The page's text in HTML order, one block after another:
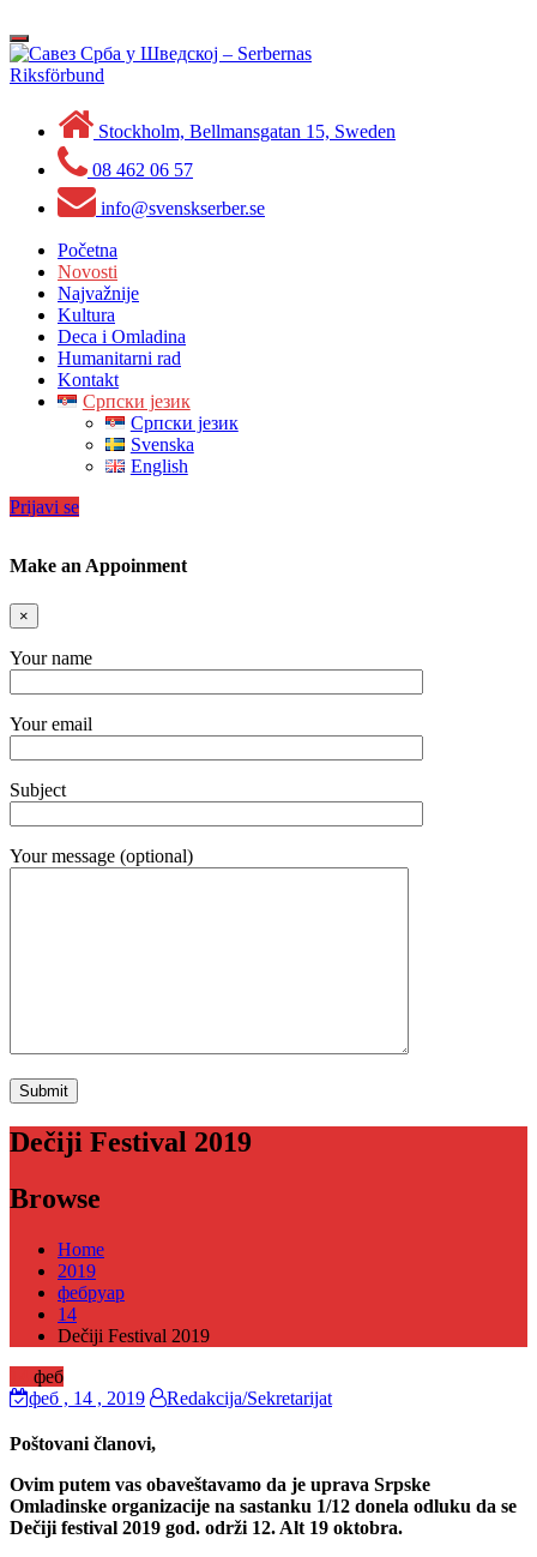
to
content
Toggle
navigation
Stockholm, Bellmansgatan 15, Sweden
08 462 06 57
info@svenskserber.se
Početna
Novosti
Najvažnije
Kultura
Deca i Omladina
Humanitarni rad
Kontakt
Српски језик
Српски језик
Svenska
English
Prijavi se
Make an Appoinment
×
Your name
Your email
Subject
Your message (optional)
Dečiji Festival 2019
Browse
Home
2019
фебруар
14
Dečiji Festival 2019
феб
феб , 14 , 2019 Redakcija/Sekretarijat
Poštovani članovi,
Ovim putem vas obaveštavamo da je uprava Srpske
Omladinske organizacije na sastanku 1/12 donela odluku da se
Dečiji festival 2019 god. održi 12. Alt 19 oktobra.